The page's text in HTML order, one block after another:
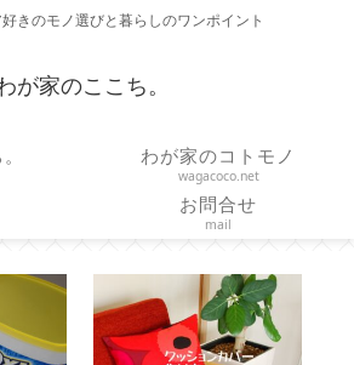
きのモノ選びと暮らしのワンポイント
が家のここち。
わが家のコトモノ
wagacoco.net
お問合せ
mail